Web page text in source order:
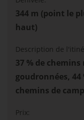
344 m (point le
haut)
Description de
37 % de
goudronnées, 44
chemins de
Prix: